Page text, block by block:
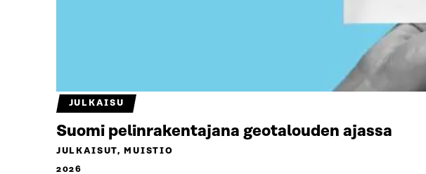
JULKAISU
Suomi pelinrakentajana geotalouden ajassa
JULKAISUT, MUISTIO
2026